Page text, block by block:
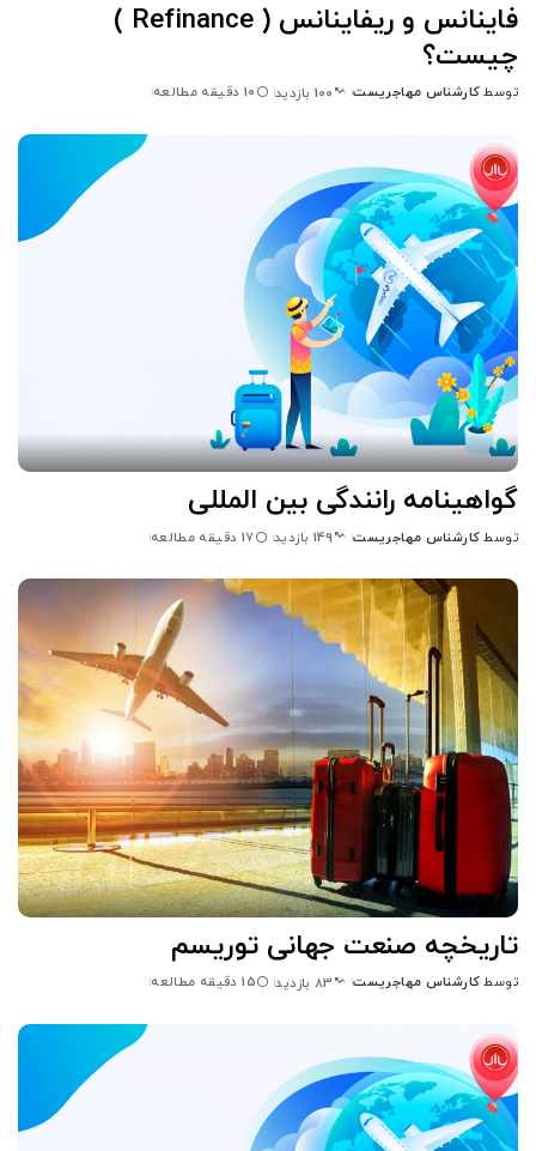
فاینانس و ریفاینانس ( Refinance )
چیست؟
ارسال
توسط
توسط کارشناس مهاجریست 100 بازدید 10 دقیقه مطالعه
گواهینامه رانندگی بین المللی
ارسال
توسط
توسط کارشناس مهاجریست 149 بازدید 17 دقیقه مطالعه
تاریخچه صنعت جهانی توریسم
ارسال
توسط
توسط کارشناس مهاجریست 83 بازدید 15 دقیقه مطالعه